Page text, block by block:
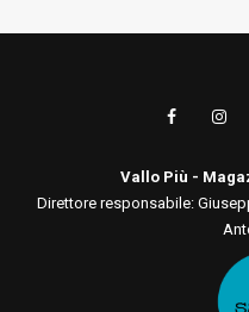
Vallo Più -
Direttore responsabile: